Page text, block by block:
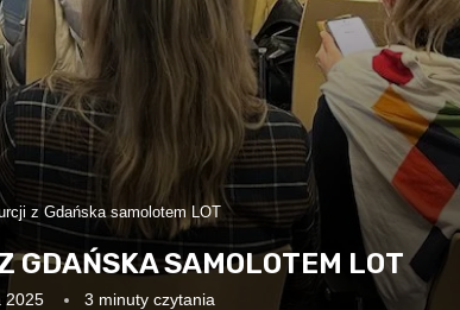
z Gdańska samolotem LOT
GDAŃSKA SAMOLOTEM LOT
2025 3 minuty czytania